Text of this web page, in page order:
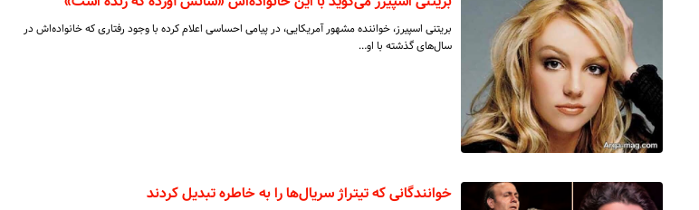
بریتنی اسپیرز، خواننده مشهور آمریکایی، در پیامی احساسی اعلام کرده با وجود رفتاری که خانواده‌اش در
سال‌های گذشته با او…
​خوانندگانی که تیتراژ سریال‌ها را به خاطره تبدیل کردند